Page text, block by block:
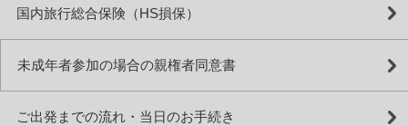
国内旅行総合保険（HS損保）
未成年者参加の場合の親権者同意書
ご出発までの流れ・当日のお手続き